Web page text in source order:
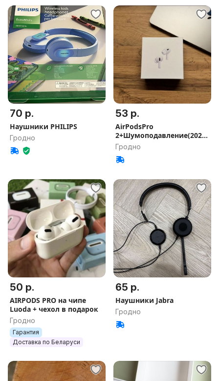
70 р.
Наушники PHILIPS
Гродно
53 р.
AirPodsPro
2+Шумоподавление(2026)
подвезу куда надо
Гродно
50 р.
AIRPODS PRO на чипе
Luoda + чехол в подарок
Гродно
Гарантия
Доставка по Беларуси
65 р.
Наушники Jabra
Гродно